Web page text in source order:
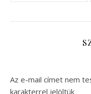
Az e-mail címet nem
karakterrel jelöltük